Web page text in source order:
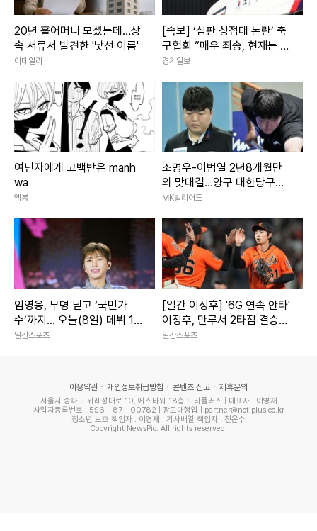
20년 홀어머니 모셨는데…상
속 서류서 발견한 '낯선 이름'
이데일리
[속보] ‘심판 성접대 논란’ 축
구협회 “매우 죄송, 현재는 그
런 행위 절대 없어”
경기일보
여닌자에게 고백받은 manh
wa
엠봉
조명우-이범열 2년8개월만
의 맞대결…양구 대한당구연
맹회장배 男4강서 격돌
MK빌리어드
임영웅, 무명 딛고 ‘국민가
수’까지... 오늘(8일) 데뷔 10
주년
일간스포츠
[일간 이정후] '6G 연속 안타'
이정후, 만루서 2타점 결승타
작렬
일간스포츠
이용약관 개인정보취급방침 콘텐츠 신고 제휴문의
서울시 송파구 위례성대로 10, 에스타워 18층 노티플러스 | 대표자 : 이영재
사업자등록번호 : 596 - 87 – 00782 | 광고대행업 | partner@notiplus.co.kr
청소년 보호 책임자 : 이영재 | 기사배열 책임자 : 전윤수
Copyright NewsPic. All rights reserved.